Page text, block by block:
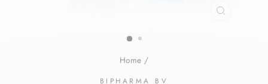
Home /
BIPHARMA BV